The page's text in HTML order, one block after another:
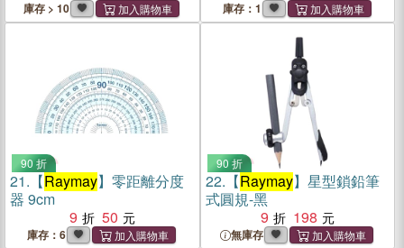
庫存 > 10 庫存：1
90 折
21. 【Raymay】零距離分度
器 9cm
9
50
庫存：6
90 折
22. 【Raymay】星型鎖鉛筆
式圓規-黑
9
198
無庫存